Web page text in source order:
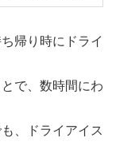
帰り時にドライ
で、数時間にわ
、ドライアイス